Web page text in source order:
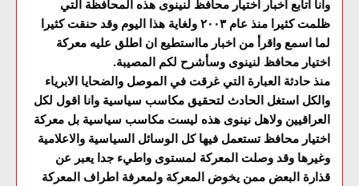
وانا اتابع اخبار اختيار محافظ لنينوى هذه المحافظة التي
ظلمت كثيرا منذ عام ٢٠٠٣ ولغاية هذا اليوم وقد حنقت كثيرا
لما اسمع واقرأ من اخبار مااستطيع ان اطلق عليه معركة
اختيار محافظ لنينوى وسأشرح لكم المصيبة.
منذ حادثة العبارة التي غرقت في الموصل والضحايا الابرياء
والكل استغل الحادث لتحقيق مكاسب سياسية وانا اقول لكل
العراقيين ولاهل نينوى هذه ليست مكاسب سياسية بل معركة
اختيار محافظ تستعمل فيها كل الوسائل السياسية والاعلامية
وغيرها وقد وصلت المعركة لمستوى واطيء جدا يعبر عن
قذارة البعض ممن يخوض المعركة ولمعرفة اطراف المعركة